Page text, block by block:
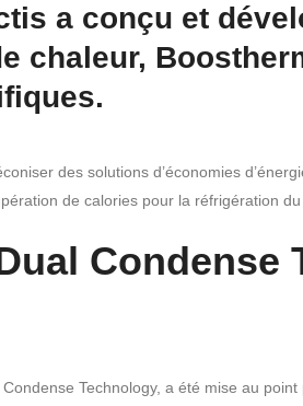
a conçu et
chaleur,
des solutions d’économies
de calories pour la réfrigération
Condense
Technology, a été mise au